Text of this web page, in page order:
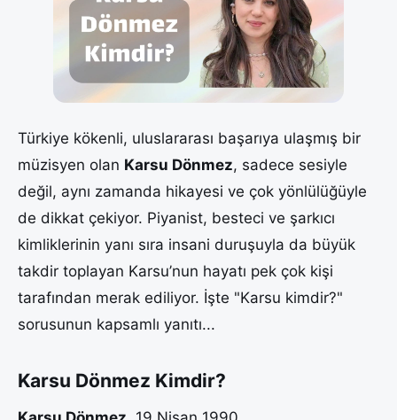
Türkiye kökenli, uluslararası başarıya ulaşmış bir
müzisyen olan Karsu Dönmez, sadece sesiyle
değil, aynı zamanda hikayesi ve çok yönlülüğüyle
de dikkat çekiyor. Piyanist, besteci ve şarkıcı
kimliklerinin yanı sıra insani duruşuyla da büyük
takdir toplayan Karsu’nun hayatı pek çok kişi
tarafından merak ediliyor. İşte "Karsu kimdir?"
sorusunun kapsamlı yanıtı...
Karsu Dönmez Kimdir?